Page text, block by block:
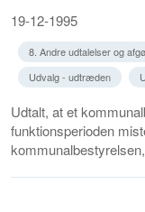
19-12-1995
8. Andre udtalelser og
Udvalg - udtræden
Udtalt, at et
funktionsperioden